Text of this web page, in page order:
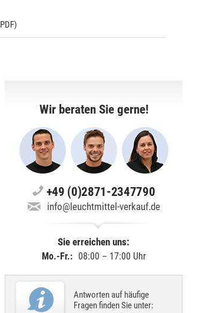
Wir beraten Sie gerne!
+49 (0)2871-2347790
info@leuchtmittel-verkauf.de
Sie erreichen uns:
Mo.-Fr.: 08:00 – 17:00 Uhr
Antworten auf häufige
Fragen finden Sie unter: